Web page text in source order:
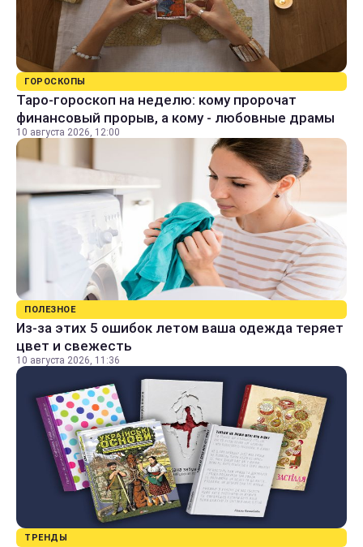
ГОРОСКОПЫ
Таро-гороскоп на неделю: кому пророчат
финансовый прорыв, а кому - любовные драмы
10 августа 2026, 12:00
ПОЛЕЗНОЕ
Из-за этих 5 ошибок летом ваша одежда теряет
цвет и свежесть
10 августа 2026, 11:36
ТРЕНДЫ